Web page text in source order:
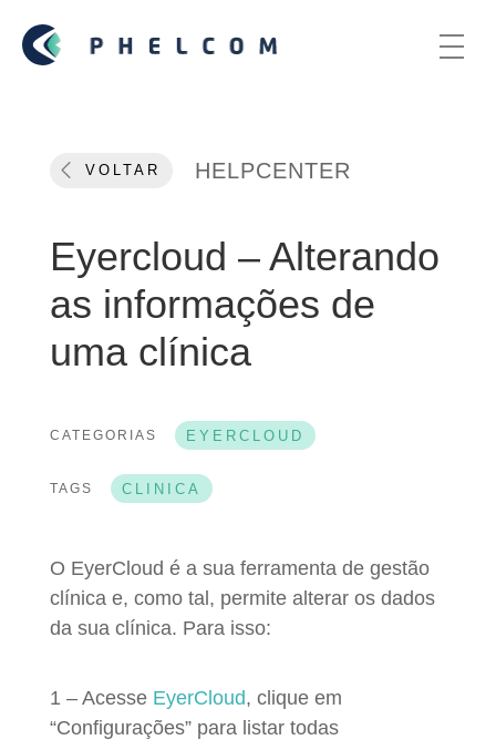
VOLTAR HELPCENTER
Eyercloud – Alterando
as informações de
uma clínica
CATEGORIAS EYERCLOUD
TAGS CLINICA
O EyerCloud é a sua ferramenta de gestão
clínica e, como tal, permite alterar os dados
da sua clínica. Para isso:
1 – Acesse EyerCloud, clique em
“Configurações” para listar todas